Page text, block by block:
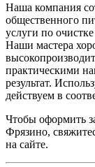
Наша компания
общественного
услуги по
Наши мастера
практическими
результат.
действуем в
Чтобы оформить
Фрязино,
на сайте.